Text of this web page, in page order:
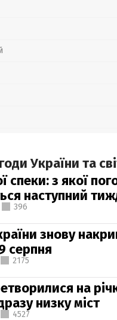
України та
спеки: з якої
наступний
396
знову
серпня
2175
на
низку міст
4527